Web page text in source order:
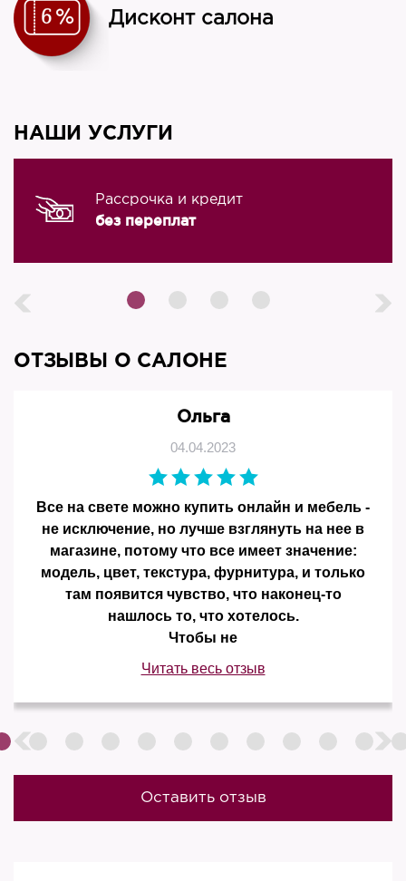
Дисконт салона
НАШИ УСЛУГИ
Рассрочка и кредит
без переплат
ОТЗЫВЫ О САЛОНЕ
Ольга
04.04.2023
Все на свете можно купить онлайн и мебель -
не исключение, но лучше взглянуть на нее в
магазине, потому что все имеет значение:
модель, цвет, текстура, фурнитура, и только
там появится чувство, что наконец-то
нашлось то, что хотелось.
Чтобы не
Читать весь отзыв
Оставить отзыв